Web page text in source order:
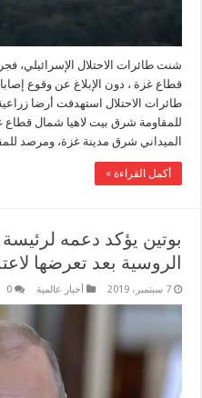
شنت طائرات الاحتلال الإسرائيلي،
قطاع غزة ، دون الإبلاغ عن وقوع
طائرات الاحتلال استهدفت أرضا
للمقاومة شرق بيت لاهيا شمال
الميداني شرق مدينة غزة، ومرصد
أكمل القراءة »
بوتين يؤكد دعمه لرئيسة
الروسية بعد تعرضها
7 سبتمبر، 2019 أخبار عالمية 0